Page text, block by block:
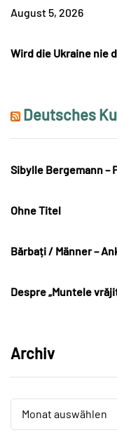
August 5, 2026
Wird die Ukraine nie
Deutsches
Sibylle Bergemann –
Ohne Titel
Bărbați / Männer –
Despre „Muntele
Archiv
Monat auswählen
Archiv